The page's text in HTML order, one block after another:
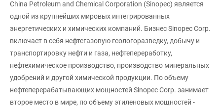
China Petroleum and Chemical Corporation (Sinopec) является
одной из крупнейших мировых интегрированных
энергетических и химических компаний. Бизнес Sinopec Corp.
включает в себя нефтегазовую геологоразведку, добычу и
транспортировку нефти и газа, нефтепереработку,
нефтехимическое производство, производство минеральных
удобрений и другой химической продукции. По объему
нефтеперерабатывающих мощностей Sinopec Corp. занимает
второе место в мире, по объему этиленовых мощностей -